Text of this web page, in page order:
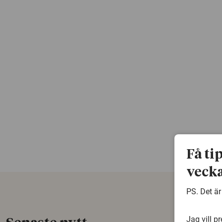
Få
PS. Det
Jag vill